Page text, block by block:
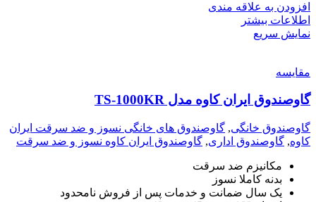
افزودن به علاقه مندی
اطلاعات بیشتر
نمایش سریع
مقايسه
گاوصندوق ایران کاوه مدل TS-1000KR
گاوصندوق خانگی, گاوصندوق های خانگی نسوز و ضد سرقت ایران
کاوه, گاوصندوق اداری, گاوصندوق ایران کاوه نسوز و ضد سرقت
مکانیزم ضد سرقت
بدنه کاملا نسوز
یک سال ضمانت و خدمات پس از فروش نامحدود